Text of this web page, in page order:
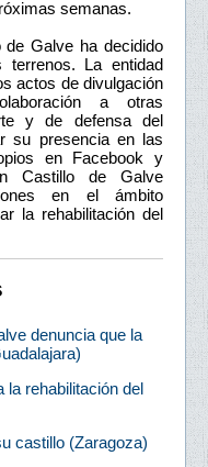
semanas.
Galve ha decidido
La entidad
actos de divulgación
a otras
y de defensa del
su presencia en las
en Facebook y
Castillo de Galve
en el ámbito
la rehabilitación del
denuncia que la
la rehabilitación del
castillo (Zaragoza)